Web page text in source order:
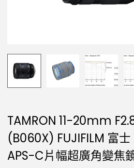
TAMRON 11-20mm
(B060X) FUJIFILM 富
APS-C片幅超廣角變焦